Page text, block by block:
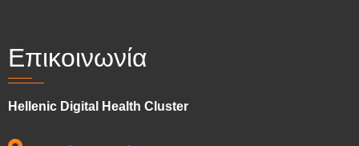
Επικοινωνία
Hellenic Digital Health Cluster